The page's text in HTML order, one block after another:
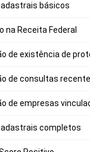
básicos
na Receita Federal
de existência de
de consultas
de empresas
completos